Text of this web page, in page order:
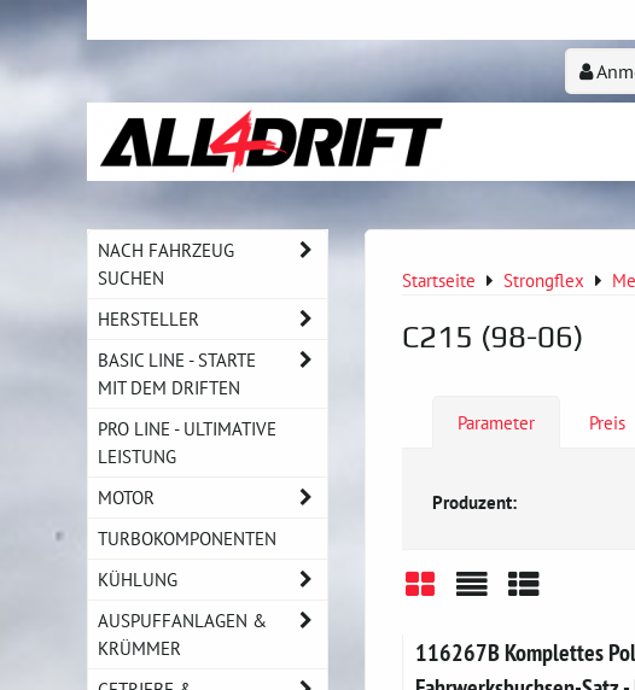
Startseite Strongflex
C215 (98-06)
Parameter Preis
Produzent:
116267B Komplettes
NACH FAHRZEUG
SUCHEN
HERSTELLER
BASIC LINE - STARTE
MIT DEM DRIFTEN
PRO LINE - ULTIMATIVE
LEISTUNG
MOTOR
TURBOKOMPONENTEN
KÜHLUNG
AUSPUFFANLAGEN &
KRÜMMER